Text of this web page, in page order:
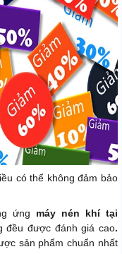
có thể không đảm bảo
ứng máy nén khí tại
đều được đánh giá cao.
sản phẩm chuẩn nhất